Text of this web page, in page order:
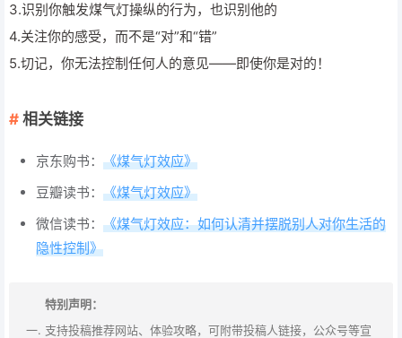
3.识别你触发煤气灯操纵的行为，也识别他的
4.关注你的感受，而不是“对”和“错”
5.切记，你无法控制任何人的意见——即使你是对的！
相关链接
京东购书： 《煤气灯效应》
豆瓣读书： 《煤气灯效应》
微信读书： 《煤气灯效应：如何认清并摆脱别人对你生活的
隐性控制》
特别声明：
支持投稿推荐网站、体验攻略，可附带投稿人链接，公众号等宣